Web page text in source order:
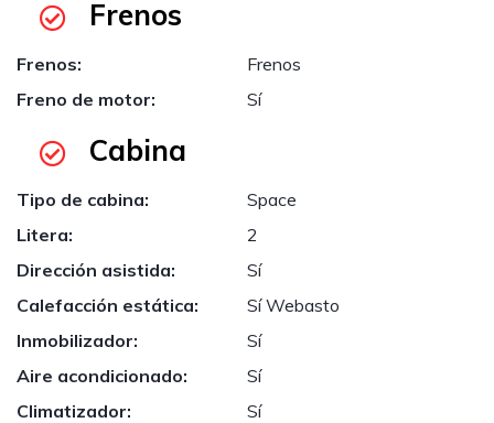
Frenos
Frenos:
Frenos
Freno de motor:
Sí
Cabina
Tipo de cabina:
Space
Litera:
2
Dirección asistida:
Sí
Calefacción estática:
Sí Webasto
Inmobilizador:
Sí
Aire acondicionado:
Sí
Climatizador:
Sí